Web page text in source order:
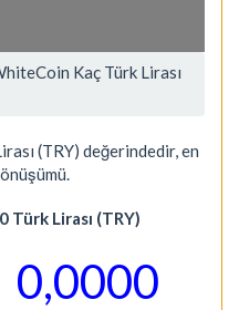
Kaç Türk Lirası
(TRY) değerindedir, en
Türk Lirası (TRY)
0,0000